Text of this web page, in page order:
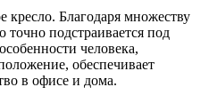
Благодаря множеству
точно подстраивается под
человека,
обеспечивает
в офисе и дома.